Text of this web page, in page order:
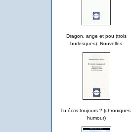
Dragon, ange et pou (trois
burlesques). Nouvelles
Tu écris toujours ? (chroniques,
humour)